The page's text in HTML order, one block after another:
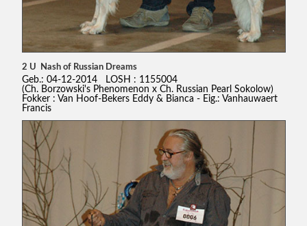
2 U Nash of Russian Dreams
Geb.: 04-12-2014 LOSH : 1155004
(Ch. Borzowski's Phenomenon x Ch. Russian Pearl Sokolow)
Fokker : Van Hoof-Bekers Eddy & Bianca - Eig.: Vanhauwaert
Francis